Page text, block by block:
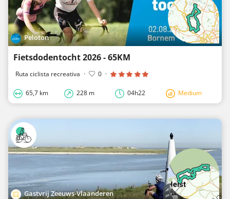
Peloton
Fietsdodentocht 2026 - 65KM
Ruta ciclista recreativa · 0 ·
65,7 km 228 m 04h22 Medium
Gastvrij Zeeuws-Vlaanderen